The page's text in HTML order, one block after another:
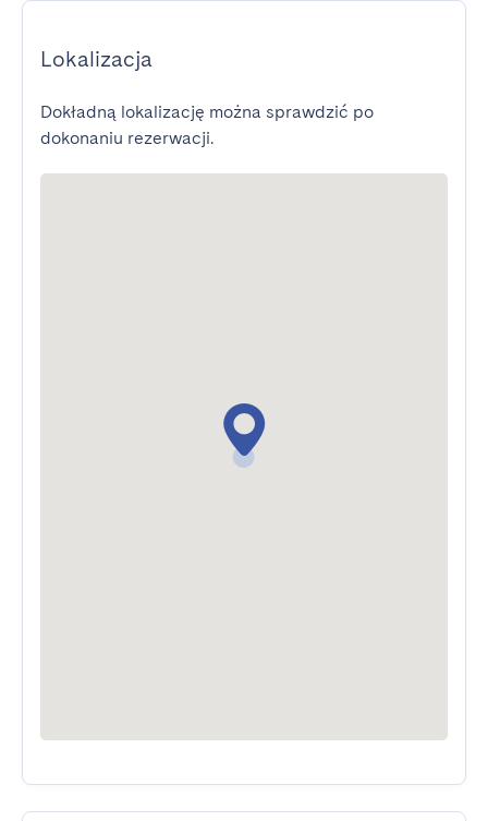
Lokalizacja
Dokładną lokalizację można sprawdzić po
dokonaniu rezerwacji.